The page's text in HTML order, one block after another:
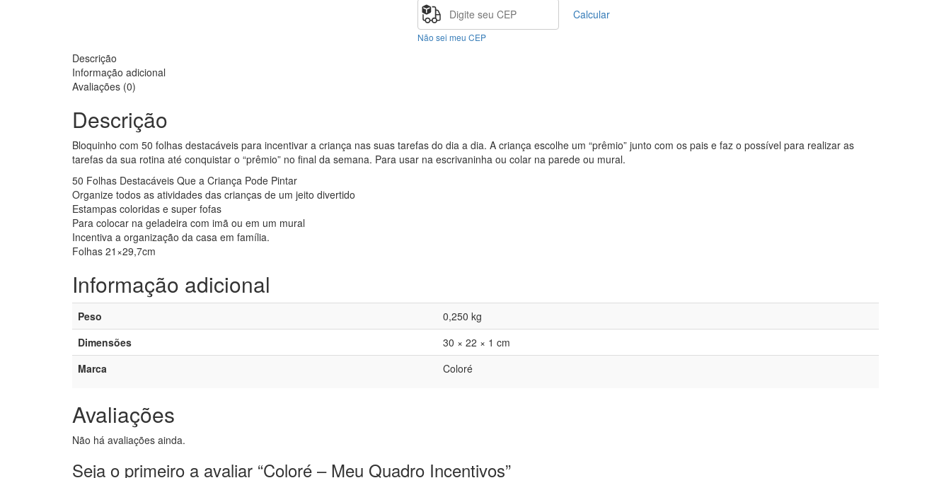
Calcular
Não sei meu CEP
Descrição
Informação adicional
Avaliações (0)
Descrição
Bloquinho com 50 folhas destacáveis para incentivar a criança nas suas tarefas do dia a dia. A criança escolhe um “prêmio” junto com os pais e faz o possível para realizar as
tarefas da sua rotina até conquistar o “prêmio” no final da semana. Para usar na escrivaninha ou colar na parede ou mural.
50 Folhas Destacáveis Que a Criança Pode Pintar
Organize todos as atividades das crianças de um jeito divertido
Estampas coloridas e super fofas
Para colocar na geladeira com imã ou em um mural
Incentiva a organização da casa em família.
Folhas 21×29,7cm
Informação adicional
Peso
0,250 kg
Dimensões
30 × 22 × 1 cm
Marca
Coloré
Avaliações
Não há avaliações ainda.
Seja o primeiro a avaliar “Coloré – Meu Quadro Incentivos”